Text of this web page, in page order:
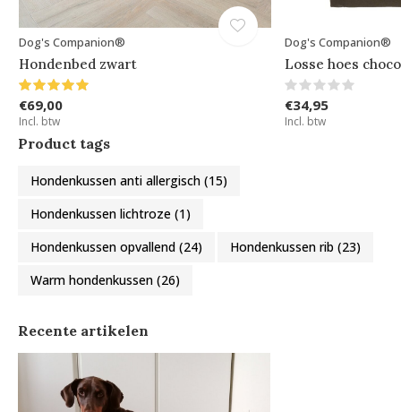
Dog's Companion®
Hondenbed zwart
€69,00
Incl. btw
Dog's Companion®
Losse hoes
€34,95
Incl. btw
Product tags
Hondenkussen anti allergisch (15)
Hondenkussen lichtroze (1)
Hondenkussen opvallend (24) Hondenkussen rib (23)
Warm hondenkussen (26)
Recente artikelen